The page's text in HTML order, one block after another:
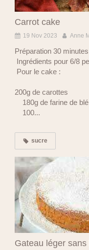
Carrot cake
19 Nov 2023 Anne
Préparation 30
Ingrédients pour 6/8
Pour le cake :
200g de carottes
180g de farine de
100...
sucre
Gateau léger sans